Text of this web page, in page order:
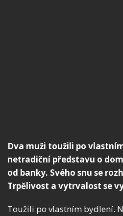
Dva muži toužili po
netradiční představu o
od banky. Svého snu se
Trpělivost a vytrvalost se
Toužili po vlastním bydlení.